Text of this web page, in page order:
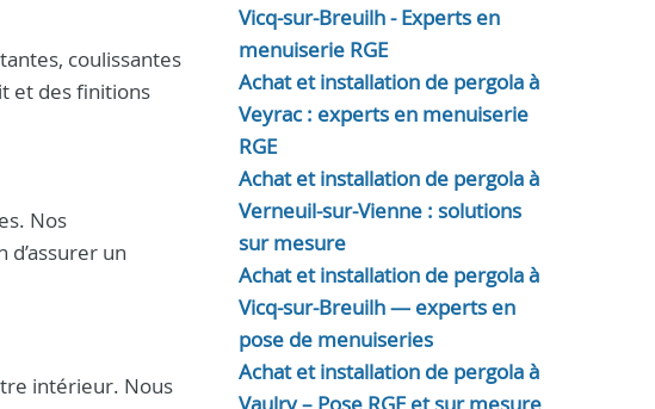
coulissantes
et des finitions
Nos
un
intérieur. Nous
Vicq-sur-Breuilh - Experts en
menuiserie RGE
Achat et installation de pergola à
Veyrac : experts en menuiserie
RGE
Achat et installation de pergola à
Verneuil-sur-Vienne : solutions
sur mesure
Achat et installation de pergola à
Vicq-sur-Breuilh — experts en
pose de menuiseries
Achat et installation de pergola à